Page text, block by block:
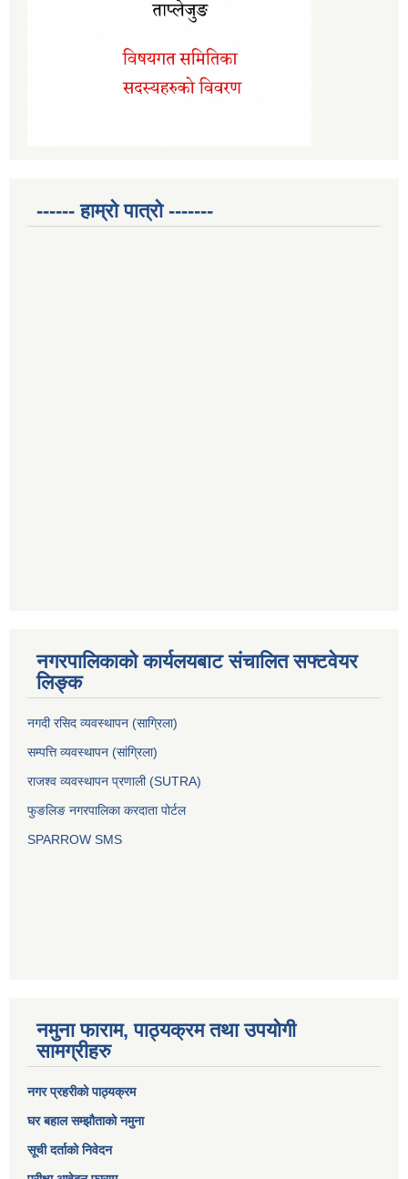
------ हाम्रो पात्रो -------
नगरपालिकाको कार्यलयबाट संचालित सफ्टवेयर
लिङ्क
नगदी रसिद व्यवस्थापन (साग्रिला)
सम्पत्ति व्यवस्थापन (सांग्रिला)
राजश्व व्यवस्थापन प्रणाली (SUTRA)
फुङलिङ नगरपालिका करदाता पोर्टल
SPARROW SMS
नमुना फाराम, पाठ्यक्रम तथा उपयोगी
सामग्रीहरु
नगर प्रहरीको पाठ्यक्रम
घर बहाल सम्झौताको नमुना
सूची दर्ताको निवेदन